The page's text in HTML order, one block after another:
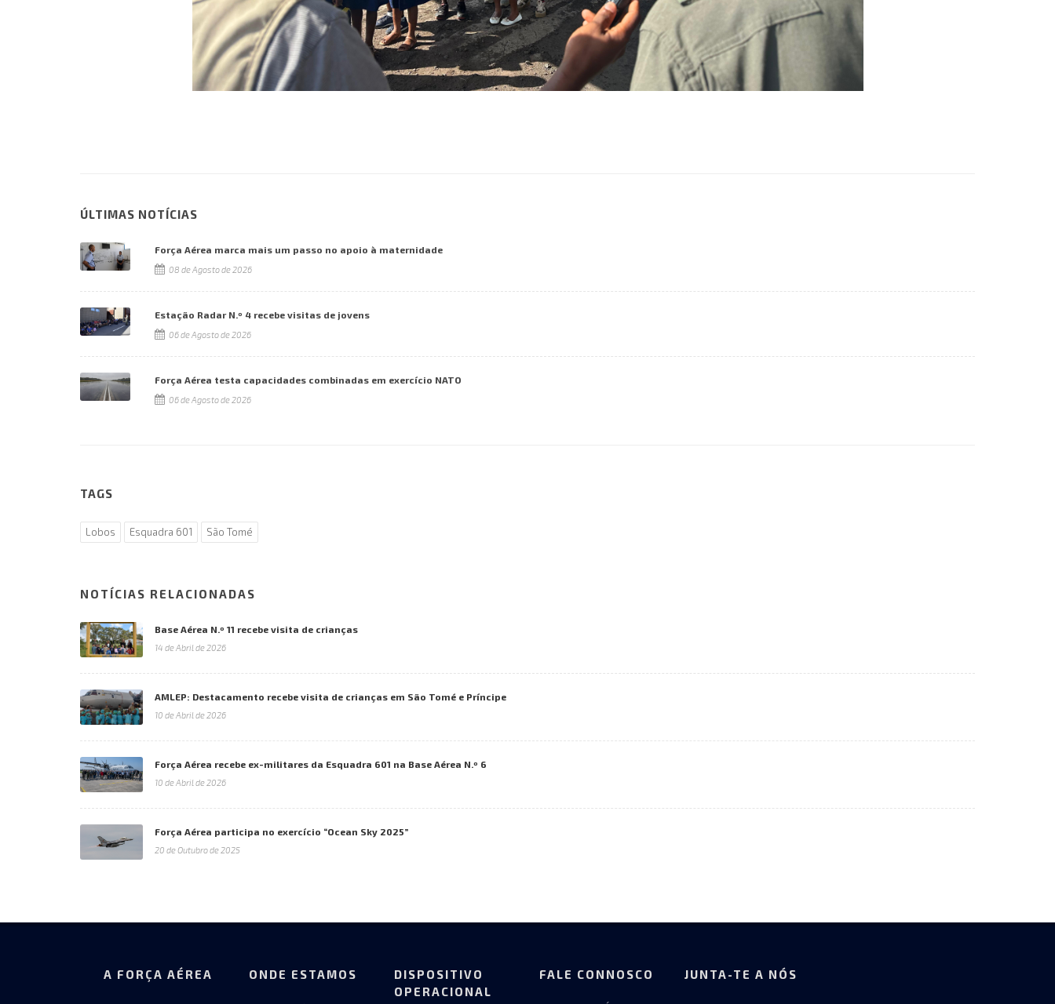
ÚLTIMAS NOTÍCIAS
Força Aérea marca mais um passo no apoio à maternidade
08 de Agosto de 2026
Estação Radar N.º 4 recebe visitas de jovens
06 de Agosto de 2026
Força Aérea testa capacidades combinadas em exercício NATO
06 de Agosto de 2026
TAGS
Lobos Esquadra 601 São Tomé
NOTÍCIAS RELACIONADAS
Base Aérea N.º 11 recebe visita de crianças
14 de Abril de 2026
AMLEP: Destacamento recebe visita de crianças em São Tomé e Príncipe
10 de Abril de 2026
Força Aérea recebe ex-militares da Esquadra 601 na Base Aérea N.º 6
10 de Abril de 2026
Força Aérea participa no exercício “Ocean Sky 2025”
20 de Outubro de 2025
A FORÇA AÉREA ONDE ESTAMOS
DISPOSITIVO
OPERACIONAL
FALE CONNOSCO JUNTA-TE A NÓS